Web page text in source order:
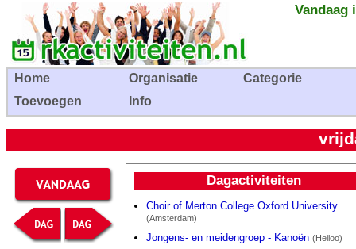
Vandaag
Home Organisatie
Categorie
Toevoegen
Info
Dagactiviteiten
Choir of Merton College Oxford University
(Amsterdam)
Jongens- en meidengroep - Kanoën (Heiloo)